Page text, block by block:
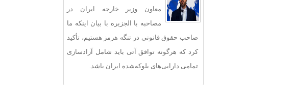
معاون وزیر خارجه ایران در
مصاحبه با الجزیره با بیان اینکه ما
صاحب حقوق قانونی در تنگه هرمز هستیم، تأکید
کرد که هرگونه توافق آتی باید شامل آزادسازی
تمامی دارایی‌های بلوکه‌شده ایران باشد.